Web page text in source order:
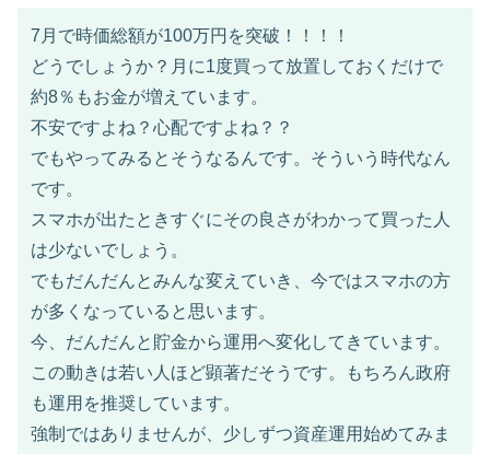
7月で時価総額が100万円を突破！！！！
どうでしょうか？月に1度買って放置しておくだけで
約8％もお金が増えています。
不安ですよね？心配ですよね？？
でもやってみるとそうなるんです。そういう時代なん
です。
スマホが出たときすぐにその良さがわかって買った人
は少ないでしょう。
でもだんだんとみんな変えていき、今ではスマホの方
が多くなっていると思います。
今、だんだんと貯金から運用へ変化してきています。
この動きは若い人ほど顕著だそうです。もちろん政府
も運用を推奨しています。
強制ではありませんが、少しずつ資産運用始めてみま